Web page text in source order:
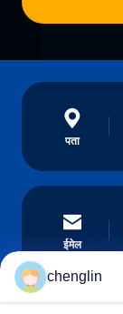
पता
ईमेल
chenglin